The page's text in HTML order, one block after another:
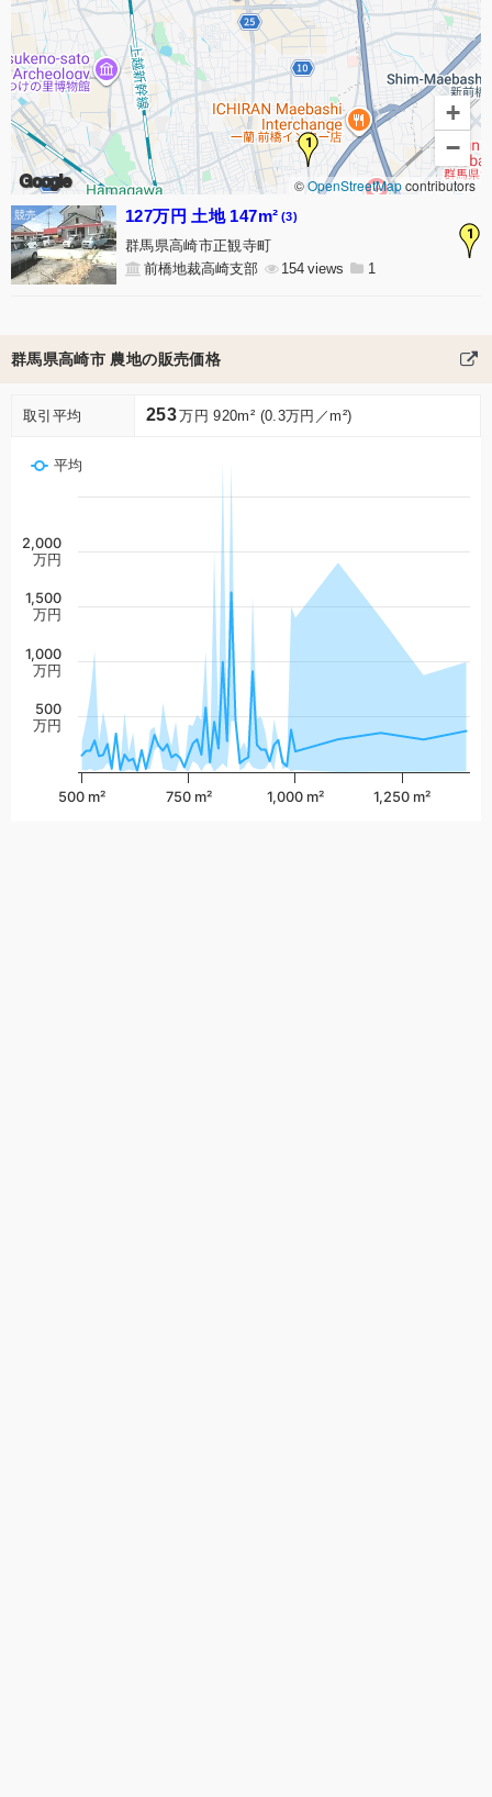
1
Google
+
−
©OpenStreetMapcontributors
1
127万円 土地 147m² (3)
群馬県高崎市正観寺町
前橋地裁高崎支部
154 1
群馬県高崎市 農地の販売価格
取引平均 253万円 920m² (0.3万円／m²)
平均
1,000 m²
500 m² 750 m² 1,250 m²
500
万円
1,000
万円
1,500
万円
2,000
万円